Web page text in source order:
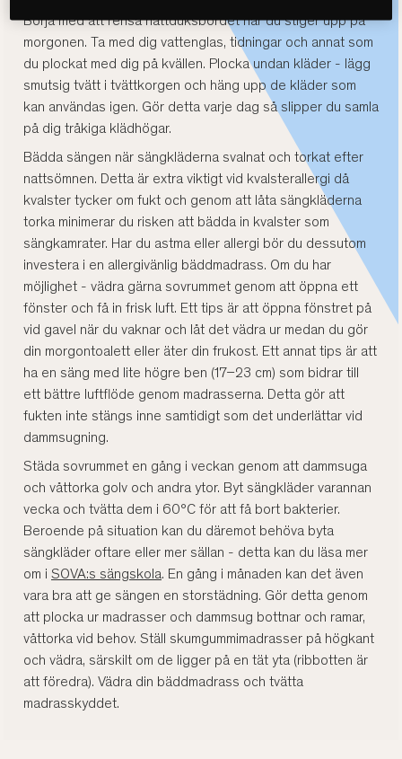
Börja med att rensa nattduksbordet när du stiger upp på
morgonen. Ta med dig vattenglas, tidningar och annat som
du plockat med dig på kvällen. Plocka undan kläder - lägg
smutsig tvätt i tvättkorgen och häng upp de kläder som
kan användas igen. Gör detta varje dag så slipper du samla
på dig tråkiga klädhögar.
Bädda sängen när sängkläderna svalnat och torkat efter
nattsömnen. Detta är extra viktigt vid kvalsterallergi då
kvalster tycker om fukt och genom att låta sängkläderna
torka minimerar du risken att bädda in kvalster som
sängkamrater. Har du astma eller allergi bör du dessutom
investera i en allergivänlig bäddmadrass. Om du har
möjlighet - vädra gärna sovrummet genom att öppna ett
fönster och få in frisk luft. Ett tips är att öppna fönstret på
vid gavel när du vaknar och låt det vädra ur medan du gör
din morgontoalett eller äter din frukost. Ett annat tips är att
ha en säng med lite högre ben (17–23 cm) som bidrar till
ett bättre luftflöde genom madrasserna. Detta gör att
fukten inte stängs inne samtidigt som det underlättar vid
dammsugning.
Städa sovrummet en gång i veckan genom att dammsuga
och våttorka golv och andra ytor. Byt sängkläder varannan
vecka och tvätta dem i 60°C för att få bort bakterier.
Beroende på situation kan du däremot behöva byta
sängkläder oftare eller mer sällan - detta kan du läsa mer
om i SOVA:s sängskola. En gång i månaden kan det även
vara bra att ge sängen en storstädning. Gör detta genom
att plocka ur madrasser och dammsug bottnar och ramar,
våttorka vid behov. Ställ skumgummimadrasser på högkant
och vädra, särskilt om de ligger på en tät yta (ribbotten är
att föredra). Vädra din bäddmadrass och tvätta
madrasskyddet.